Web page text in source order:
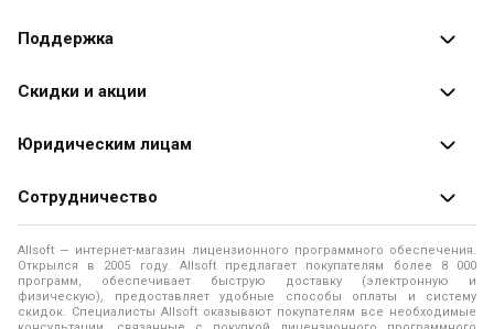
Каталог программ
Поддержка
Оплата заказов
Доставка заказа
Помощь
Правила продажи
Политика использования файлов Cookie
Скидки и акции
Специальные
Юридическим лицам
Продажа программ юридическим лицам
О лицензировании программного обеспечения
Программы для компьютера
Контакты
Сотрудничество
О магазине
Адреса и телефоны
Новости
Allsoft — интернет-магазин лицензионного программного обеспечения.
Открылся в 2005 году. Allsoft предлагает покупателям более 8 000
программ, обеспечивает быструю доставку (электронную и
физическую), предоставляет удобные способы оплаты и систему
скидок. Специалисты Allsoft оказывают покупателям все необходимые